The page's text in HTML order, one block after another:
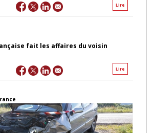
Lire
fait les affaires du voisin
Lire